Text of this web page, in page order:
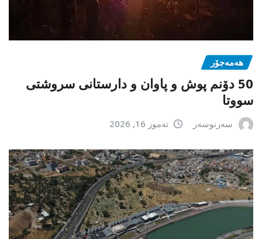
هەمەجۆر
50 دۆنم پوش و پاوان و دارستانی سروشتی
سووتا
سەرنوسەر تەموز 16, 2026